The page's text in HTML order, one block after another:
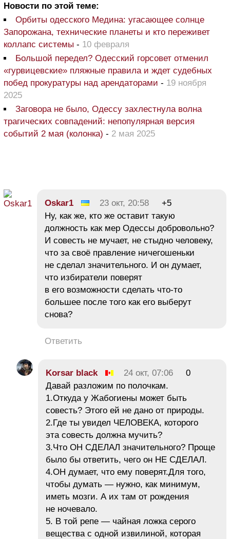
Новости по этой теме:
Орбиты одесского Медина: угасающее солнце
Запорожана, технические планеты и кто переживет
коллапс системы - 10 февраля
Большой передел? Одесский горсовет отменил
«гурвицевские» пляжные правила и ждет судебных
побед прокуратуры над арендаторами - 19 ноября
2025
Заговора не было, Одессу захлестнула волна
трагических совпадений: непопулярная версия
событий 2 мая (колонка) - 2 мая 2025
Oskar1 23 окт, 20:58
+5
Ну, как же, кто же оставит такую
должность как мер Одессы добровольно?
И совесть не мучает, не стыдно человеку,
что за своё правление ничегошеньки
не сделал значительного. И он думает,
что избиратели поверят
в его возможности сделать что-то
большее после того как его выберут
снова?
Ответить
Korsar black 24 окт, 07:06
0
Давай разложим по полочкам.
1.Откуда у Жабогиены может быть
совесть? Этого ей не дано от природы.
2.Где ты увидел ЧЕЛОВЕКА, которого
эта совесть должна мучить?
3.Что ОН СДЕЛАЛ значительного? Проще
было бы ответить, чего он НЕ СДЕЛАЛ.
4.ОН думает, что ему поверят.Для того,
чтобы думать — нужно, как минимум,
иметь мозги. А их там от рождения
не ночевало.
5. В той репе — чайная ложка серого
вещества с одной извилиной, которая